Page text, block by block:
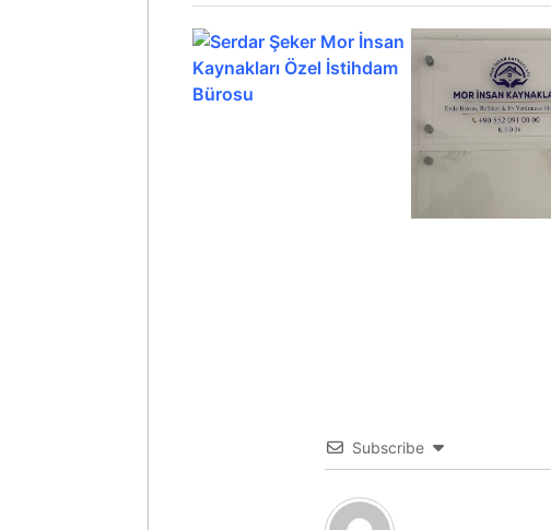
Subscribe